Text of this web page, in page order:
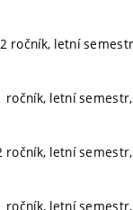
ročník, letní
ročník, letní
ročník, letní
ročník, letní